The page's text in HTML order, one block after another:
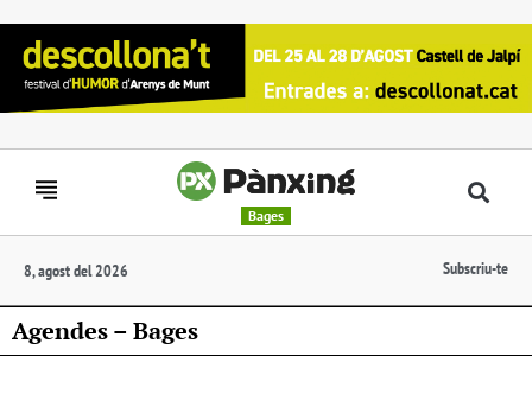
Bages
8, agost del 2026 Subscriu-te
Agendes – Bages